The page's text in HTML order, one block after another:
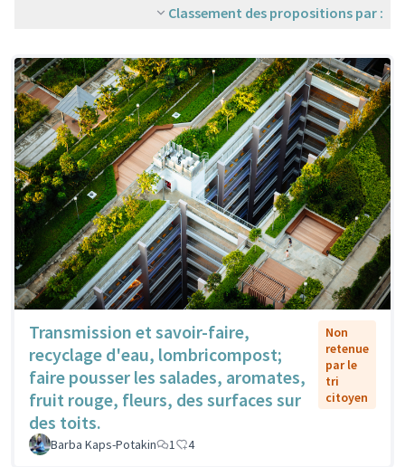
Classement des propositions par :
Transmission et savoir-faire,
recyclage d'eau, lombricompost;
faire pousser les salades, aromates,
fruit rouge, fleurs, des surfaces sur
des toits.
Non
retenue
par le
tri
citoyen
Barba Kaps-Potakin 1 4